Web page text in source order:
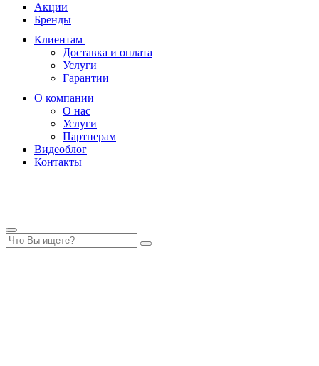
Акции
Бренды
Клиентам
Доставка и оплата
Услуги
Гарантии
О компании
О нас
Услуги
Партнерам
Видеоблог
Контакты